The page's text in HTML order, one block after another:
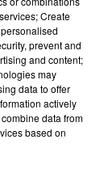
L'ANNÉE
Create
prevent and
and content;
may
data to offer
actively
data from
based on